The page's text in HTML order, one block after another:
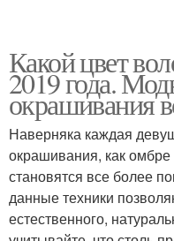
Какой цвет
2019 года.
окрашивания
Наверняка каждая
окрашивания, как
становятся все более
данные техники
естественного,